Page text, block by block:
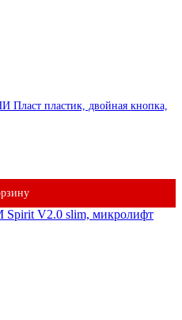
Пласт пластик, двойная кнопка,